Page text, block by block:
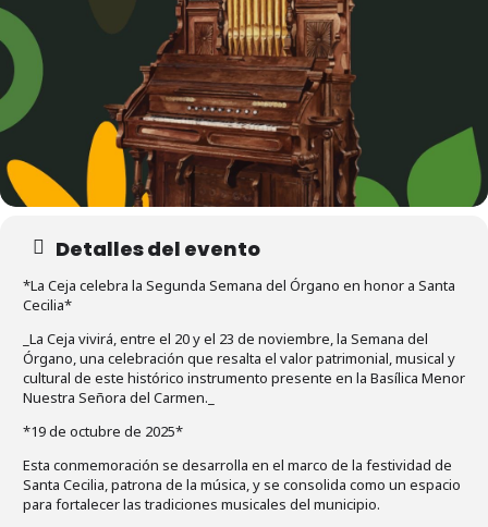
Detalles del evento
*La Ceja celebra la Segunda Semana del Órgano en honor a Santa
Cecilia*
_La Ceja vivirá, entre el 20 y el 23 de noviembre, la Semana del
Órgano, una celebración que resalta el valor patrimonial, musical y
cultural de este histórico instrumento presente en la Basílica Menor
Nuestra Señora del Carmen._
*19 de octubre de 2025*
Esta conmemoración se desarrolla en el marco de la festividad de
Santa Cecilia, patrona de la música, y se consolida como un espacio
para fortalecer las tradiciones musicales del municipio.